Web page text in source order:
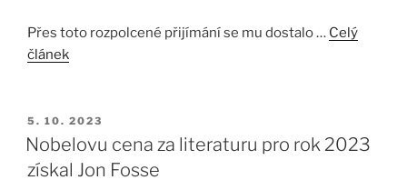
Přes toto rozpolcené přijímání se mu dostalo … Celý
článek
PUBLIKOVÁNO
5. 10. 2023
Nobelovu cena za literaturu pro rok 2023
získal Jon Fosse